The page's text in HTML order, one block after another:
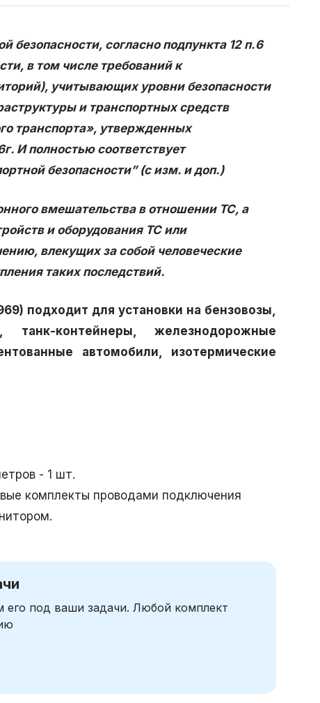
безопасности, согласно подпункта 12 п.6
в том числе требований к
учитывающих уровни безопасности
и транспортных средств
транспорта», утвержденных
И полностью соответствует
безопасности” (с изм. и доп.)
вмешательства в отношении ТС, а
и оборудования ТС или
влекущих за собой человеческие
таких последствий.
подходит для установки на бензовозы,
танк-контейнеры, железнодорожные
автомобили, изотермические
- 1 шт.
комплекты проводами подключения
под ваши задачи. Любой комплект